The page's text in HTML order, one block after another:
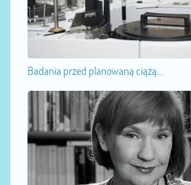
Badania przed planowaną ciążą...